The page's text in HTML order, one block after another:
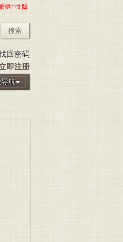
體中文版
搜索
回密码
即注册
导航